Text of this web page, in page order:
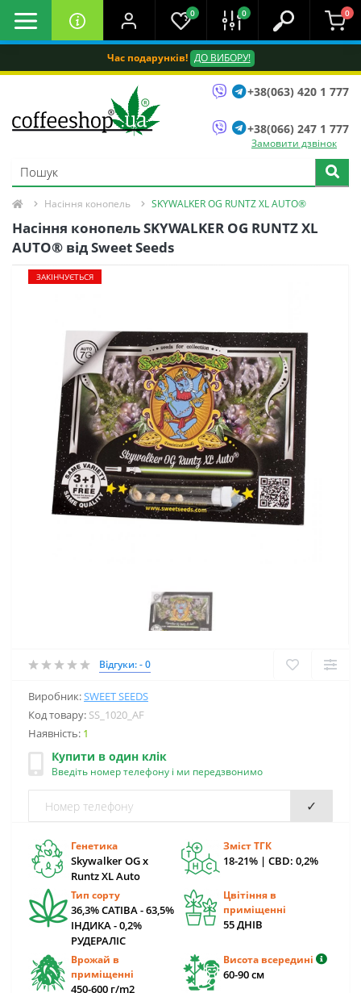
Час подарунків! ДО ВИБОРУ!
0 0 0
+38(063) 420 1 777
+38(066) 247 1 777
Замовити дзвінок
Насіння конопель SKYWALKER OG RUNTZ XL AUTO®
Насіння конопель SKYWALKER OG RUNTZ XL
AUTO® від Sweet Seeds
ЗАКІНЧУЄТЬСЯ
Відгуки: - 0
Виробник:SWEET SEEDS
Код товару: SS_1020_AF
Наявність: 1
Купити в один клік
Введіть номер телефону і ми передзвонимо
✓
Генетика
Skywalker OG x
Runtz XL Auto
Зміст ТГК
18-21% | CBD: 0,2%
Тип сорту
36,3% САТІВА - 63,5%
ІНДИКА - 0,2%
РУДЕРАЛІС
Цвітіння в
приміщенні
55 ДНІВ
Врожай в
приміщенні
450-600 г/m2
Висота всередині
60-90 cм